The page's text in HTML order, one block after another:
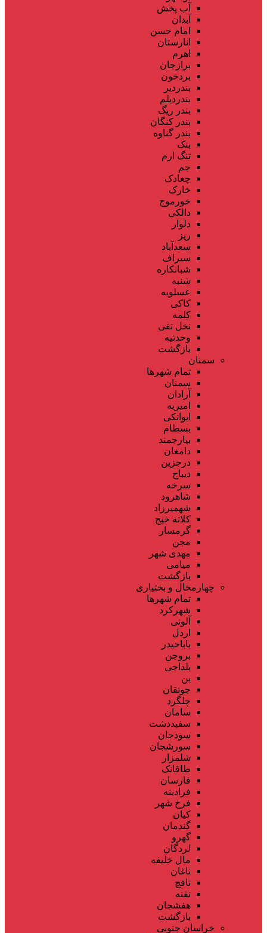
آب پخش
آبدان
امام حسن
انارستان
اهرم
برازجان
بردخون
بندردیر
بندردیلم
بندر ریگ
بندر کنگان
بندر گناوه
بنک
تنگ ارم
جم
چغادک
خارک
خورموج
دالکی
دلوار
ریز
سعدآباد
سیراف
شبانکاره
شنبه
عسلویه
کاکی
کلمه
نخل تقی
وحدتیه
بازگشت
سمنان
تمام شهر‌ها
سمنان
آرادان
امیریه
ایوانکی
بسطام
بیارجمند
دامغان
درجزین
دیباج
سرخه
شاهرود
شهمیرزاد
کلاته خیج
گرمسار
مجن
مهدی شهر
میامی
بازگشت
چهارمحال و بختیاری
تمام شهر‌ها
شهرکرد
آلونی
اردل
باباحیدر
بروجن
بلداجی
بن
جونقان
چلگرد
سامان
سفیددشت
سودجان
سورشجان
شلمزار
طاقانک
فارسان
فرادبنه
فرخ شهر
کیان
گندمان
گهرو
لردگان
مال خلیفه
ناغان
نافچ
نقنه
هفشجان
بازگشت
خراسان جنوبی